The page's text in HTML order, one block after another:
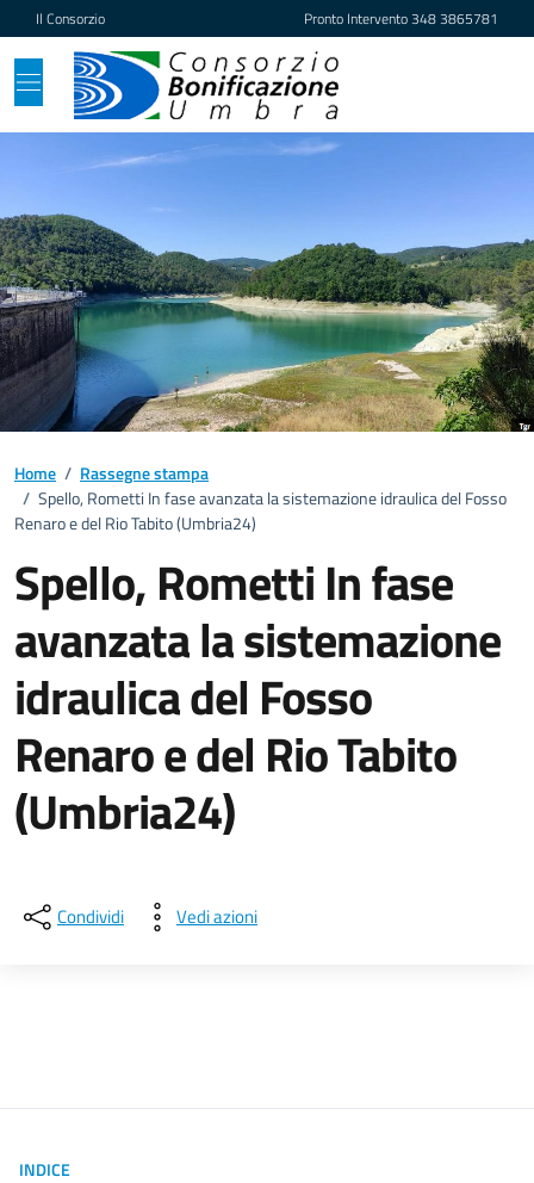
Vai ai contenuti
Vai al footer
Il Consorzio Pronto Intervento348 3865781
Home / Rassegne stampa
/ Spello, Rometti In fase avanzata la sistemazione idraulica del Fosso
Renaro e del Rio Tabito (Umbria24)
Spello, Rometti In fase
avanzata la sistemazione
idraulica del Fosso
Renaro e del Rio Tabito
(Umbria24)
Condividi Vedi azioni
INDICE